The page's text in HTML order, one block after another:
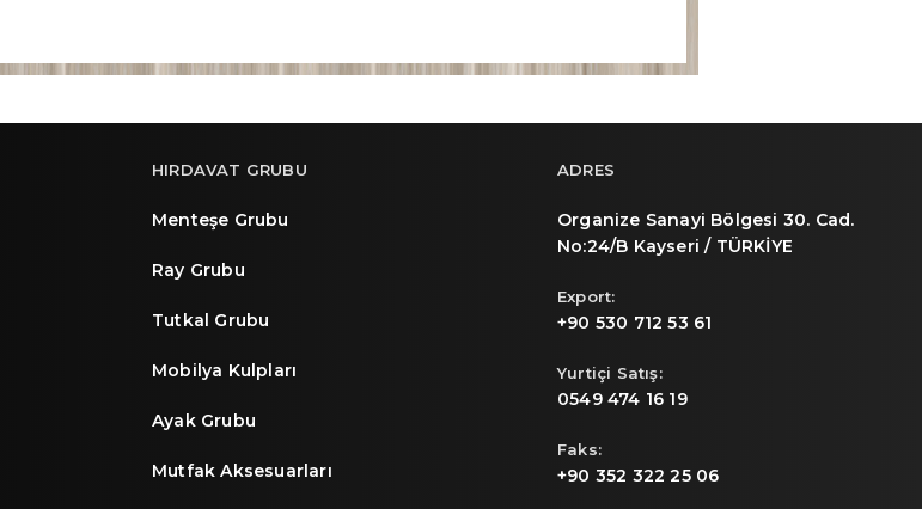
HIRDAVAT GRUBU
Menteşe Grubu
Ray Grubu
Tutkal Grubu
Mobilya Kulpları
Ayak Grubu
Mutfak Aksesuarları
ADRES
Organize Sanayi Bölgesi 30. Cad.
No:24/B Kayseri / TÜRKİYE
Export:
+90 530 712 53 61
Yurtiçi Satış:
0549 474 16 19
Faks:
+90 352 322 25 06